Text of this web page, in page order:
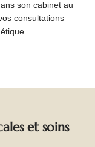
son cabinet au
consultations
et soins